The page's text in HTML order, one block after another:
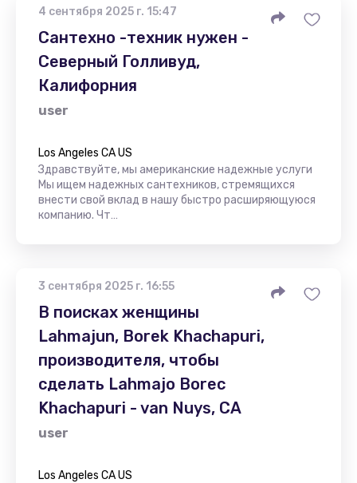
4 сентября 2025 г. 15:47
Сантехно -техник нужен -
Северный Голливуд,
Калифорния
user
Los Angeles CA US
Здравствуйте, мы американские надежные услуги
Мы ищем надежных сантехников, стремящихся
внести свой вклад в нашу быстро расширяющуюся
компанию. Чт…
3 сентября 2025 г. 16:55
В поисках женщины
Lahmajun, Borek Khachapuri,
производителя, чтобы
сделать Lahmajo Borec
Khachapuri - van Nuys, CA
user
Los Angeles CA US